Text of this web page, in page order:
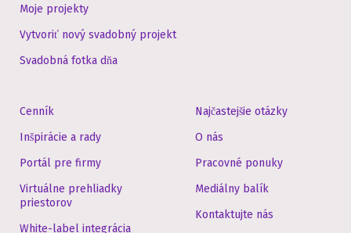
Moje projekty
Vytvoriť nový svadobný projekt
Svadobná fotka dňa
Cenník
Inšpirácie a rady
Portál pre firmy
Virtuálne prehliadky
priestorov
White-label integrácia
Najčastejšie otázky
O nás
Pracovné ponuky
Mediálny balík
Kontaktujte nás